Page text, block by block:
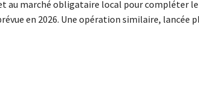
au marché obligataire local pour compléter le
en 2026. Une opération similaire, lancée